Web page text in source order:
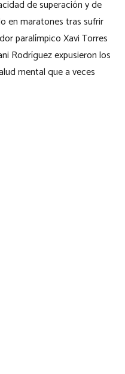
de superación y de
en maratones tras sufrir
paralímpico Xavi Torres
Rodríguez expusieron los
mental que a veces